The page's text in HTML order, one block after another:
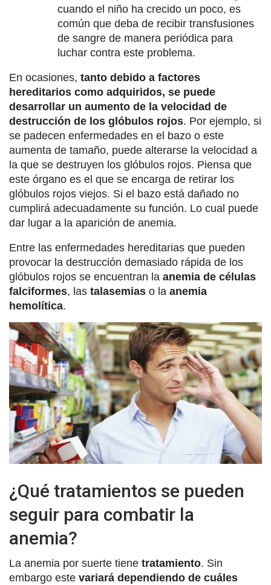
cuando el niño ha crecido un poco, es
común que deba de recibir transfusiones
de sangre de manera periódica para
luchar contra este problema.
En ocasiones, tanto debido a factores
hereditarios como adquiridos, se puede
desarrollar un aumento de la velocidad de
destrucción de los glóbulos rojos. Por ejemplo, si
se padecen enfermedades en el bazo o este
aumenta de tamaño, puede alterarse la velocidad a
la que se destruyen los glóbulos rojos. Piensa que
este órgano es el que se encarga de retirar los
glóbulos rojos viejos. Si el bazo está dañado no
cumplirá adecuadamente su función. Lo cual puede
dar lugar a la aparición de anemia.
Entre las enfermedades hereditarias que pueden
provocar la destrucción demasiado rápida de los
glóbulos rojos se encuentran la anemia de células
falciformes, las talasemias o la anemia
hemolítica.
¿Qué tratamientos se pueden
seguir para combatir la
anemia?
La anemia por suerte tiene tratamiento. Sin
embargo este variará dependiendo de cuáles